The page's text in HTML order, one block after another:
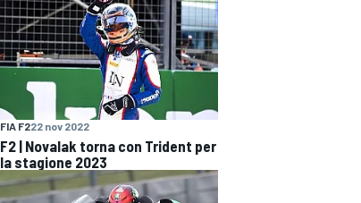
FIA F222 nov 2022
F2 | Novalak torna con Trident per
la stagione 2023